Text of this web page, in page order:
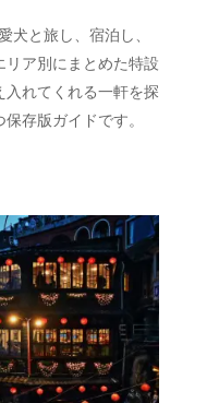
と旅し、宿泊し、
ア別にまとめた特設
れてくれる一軒を探
存版ガイドです。